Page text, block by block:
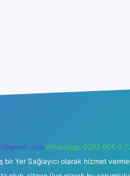
Whatsapp: 0262 606 0
Yer Sağlayıcı olarak hizmet